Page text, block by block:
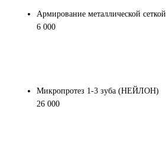
Армирование металлической сеткой
6 000
Микропротез 1-3 зуба (НЕЙЛОН)
26 000